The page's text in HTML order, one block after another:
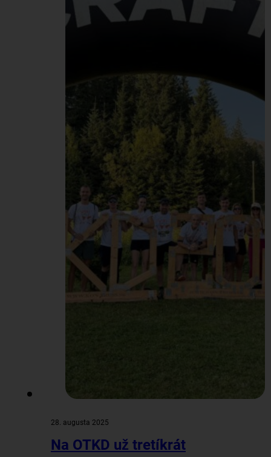
Raz do týždňa, v čase
obeda, vyrážajú z
alebo k Dunaju, kde sa
odvážne vrhajú do
studenej vody. A keď
neotužujú, driapu sa po
lezeckej stene vo…
28. augusta 2025
Na OTKD už tretíkrát